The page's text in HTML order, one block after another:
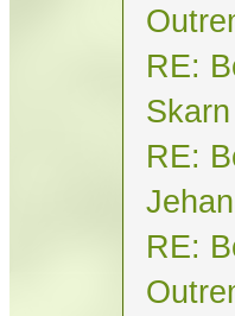
RE:
Skarn
RE:
Jehan
RE: